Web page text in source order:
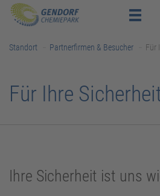
Investoren
und
Kontakt
Standort Partnerfirmen & Besucher Für
Für Ihre
Ihre Sicherheit ist uns